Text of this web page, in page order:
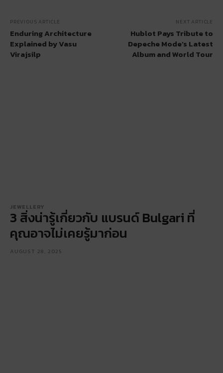
PREVIOUS ARTICLE
Enduring Architecture
Explained by Vasu
Virajsilp
NEXT ARTICLE
Hublot Pays Tribute to
Depeche Mode’s Latest
Album and World Tour
JEWELLERY
3 สิ่งน่ารู้เกี่ยวกับ แบรนด์ Bulgari ที่
คุณอาจไม่เคยรู้มาก่อน
AUGUST 28, 2025